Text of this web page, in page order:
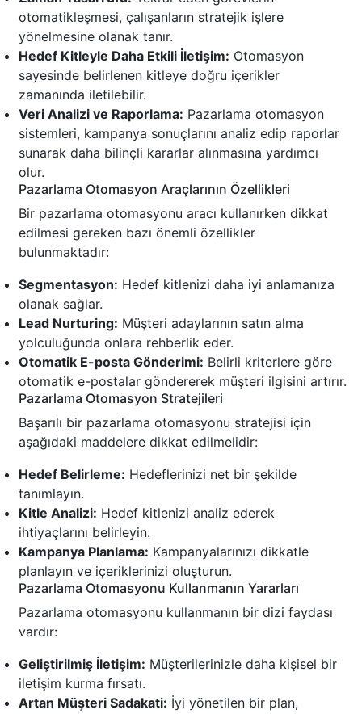
otomatikleşmesi, çalışanların stratejik işlere
yönelmesine olanak tanır.
Hedef Kitleyle Daha Etkili İletişim: Otomasyon
sayesinde belirlenen kitleye doğru içerikler
zamanında iletilebilir.
Veri Analizi ve Raporlama: Pazarlama otomasyon
sistemleri, kampanya sonuçlarını analiz edip raporlar
sunarak daha bilinçli kararlar alınmasına yardımcı
olur.
Pazarlama Otomasyon Araçlarının Özellikleri
Bir pazarlama otomasyonu aracı kullanırken dikkat
edilmesi gereken bazı önemli özellikler
bulunmaktadır:
Segmentasyon: Hedef kitlenizi daha iyi anlamanıza
olanak sağlar.
Lead Nurturing: Müşteri adaylarının satın alma
yolculuğunda onlara rehberlik eder.
Otomatik E-posta Gönderimi: Belirli kriterlere göre
otomatik e-postalar göndererek müşteri ilgisini artırır.
Pazarlama Otomasyon Stratejileri
Başarılı bir pazarlama otomasyonu stratejisi için
aşağıdaki maddelere dikkat edilmelidir:
Hedef Belirleme: Hedeflerinizi net bir şekilde
tanımlayın.
Kitle Analizi: Hedef kitlenizi analiz ederek
ihtiyaçlarını belirleyin.
Kampanya Planlama: Kampanyalarınızı dikkatle
planlayın ve içeriklerinizi oluşturun.
Pazarlama Otomasyonu Kullanmanın Yararları
Pazarlama otomasyonu kullanmanın bir dizi faydası
vardır:
Geliştirilmiş İletişim: Müşterilerinizle daha kişisel bir
iletişim kurma fırsatı.
Artan Müşteri Sadakati: İyi yönetilen bir plan,